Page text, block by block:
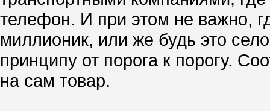
телефон. И при этом не важно,
миллионик, или же будь это
принципу от порога к порогу.
на сам товар.